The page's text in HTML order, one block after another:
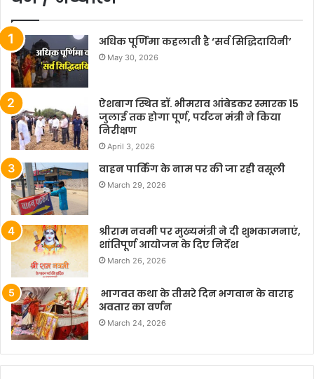
अधिक पूर्णिमा कहलाती है ‘सर्व सिद्धिदायिनी’
May 30, 2026
ऐशबाग स्थित डॉ. भीमराव आंबेडकर स्मारक 15
जुलाई तक होगा पूर्ण, पर्यटन मंत्री ने किया
निरीक्षण
April 3, 2026
वाहन पार्किंग के नाम पर की जा रही वसूली
March 29, 2026
श्रीराम नवमी पर मुख्यमंत्री ने दी शुभकामनाएं,
शांतिपूर्ण आयोजन के दिए निर्देश
March 26, 2026
भागवत कथा के तीसरे दिन भगवान के वाराह
अवतार का वर्णन
March 24, 2026